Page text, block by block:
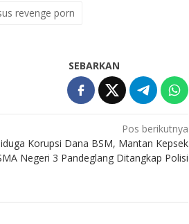
revenge porn
SEBARKAN
Pos berikutnya
Korupsi Dana BSM, Mantan Kepsek
Negeri 3 Pandeglang Ditangkap Polisi